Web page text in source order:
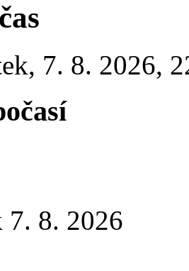
, 7. 8. 2026,
7. 8. 2026